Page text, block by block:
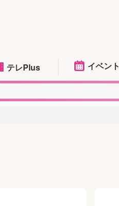
テレPlus イベント